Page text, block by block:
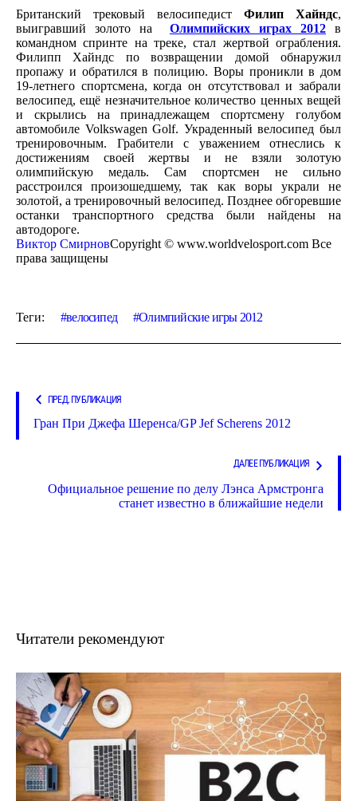
Британский трековый велосипедист Филип Хайндс,
выигравший золото на Олимпийских играх 2012 в
командном спринте на треке, стал жертвой ограбления.
Филипп Хайндс по возвращении домой обнаружил
пропажу и обратился в полицию. Воры проникли в дом
19-летнего спортсмена, когда он отсутствовал и забрали
велосипед, ещё незначительное количество ценных вещей
и скрылись на принадлежащем спортсмену голубом
автомобиле Volkswagen Golf. Украденный велосипед был
тренировочным. Грабители с уважением отнеслись к
достижениям своей жертвы и не взяли золотую
олимпийскую медаль. Сам спортсмен не сильно
расстроился произошедшему, так как воры украли не
золотой, а тренировочный велосипед. Позднее обгоревшие
останки транспортного средства были найдены на
автодороге.
Виктор СмирновCopyright © www.worldvelosport.com Все
права защищены
Теги: велосипед Олимпийские игры 2012
ПРЕД. ПУБЛИКАЦИЯ
Гран При Джефа Шеренса/GP Jef Scherens 2012
ДАЛЕЕ ПУБЛИКАЦИЯ
Официальное решение по делу Лэнса Армстронга
станет известно в ближайшие недели
Читатели рекомендуют